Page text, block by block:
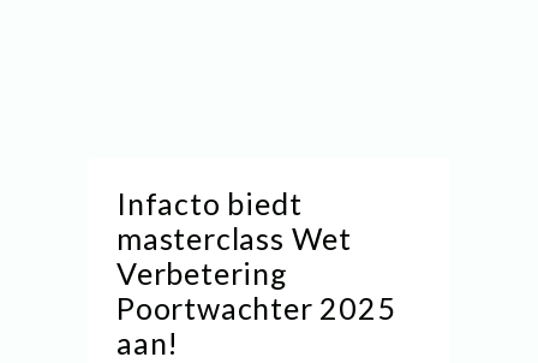
Infacto biedt
masterclass Wet
Verbetering
Poortwachter 2025
aan!